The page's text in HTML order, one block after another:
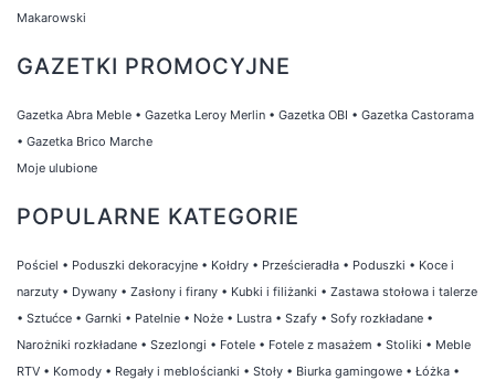
Makarowski
GAZETKI PROMOCYJNE
Gazetka Abra Meble • Gazetka Leroy Merlin • Gazetka OBI • Gazetka Castorama
• Gazetka Brico Marche
Moje ulubione
POPULARNE KATEGORIE
Pościel • Poduszki dekoracyjne • Kołdry • Prześcieradła • Poduszki • Koce i
narzuty • Dywany • Zasłony i firany • Kubki i filiżanki • Zastawa stołowa i talerze
• Sztućce • Garnki • Patelnie • Noże • Lustra • Szafy • Sofy rozkładane •
Narożniki rozkładane • Szezlongi • Fotele • Fotele z masażem • Stoliki • Meble
RTV • Komody • Regały i meblościanki • Stoły • Biurka gamingowe • Łóżka •